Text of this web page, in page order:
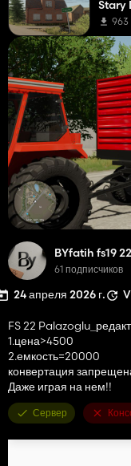
BYfatih fs19
61 подписчиков
24 апреля 2026 г.
FS 22
1.цена>4500
2.емкость=20000
конвертация
Даже играя на нем!!
Сервер
Stary
963